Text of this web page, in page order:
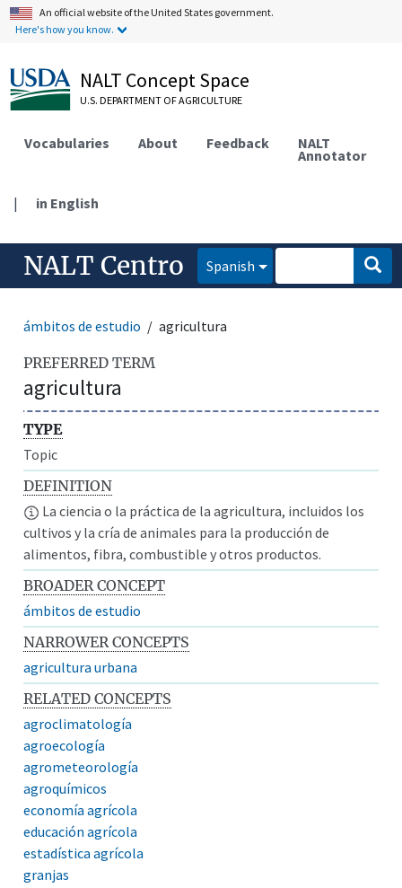
An official website of the United States government.
Here's how you know.
NALT Concept Space
U.S. DEPARTMENT OF AGRICULTURE
Vocabularies About Feedback NALT
Annotator
| in English
NALT Centro Spanish
ámbitos de estudio agricultura
PREFERRED TERM
agricultura
TYPE
Topic
DEFINITION
La ciencia o la práctica de la agricultura, incluidos los
cultivos y la cría de animales para la producción de
alimentos, fibra, combustible y otros productos.
BROADER CONCEPT
ámbitos de estudio
NARROWER CONCEPTS
agricultura urbana
RELATED CONCEPTS
agroclimatología
agroecología
agrometeorología
agroquímicos
economía agrícola
educación agrícola
estadística agrícola
granjas